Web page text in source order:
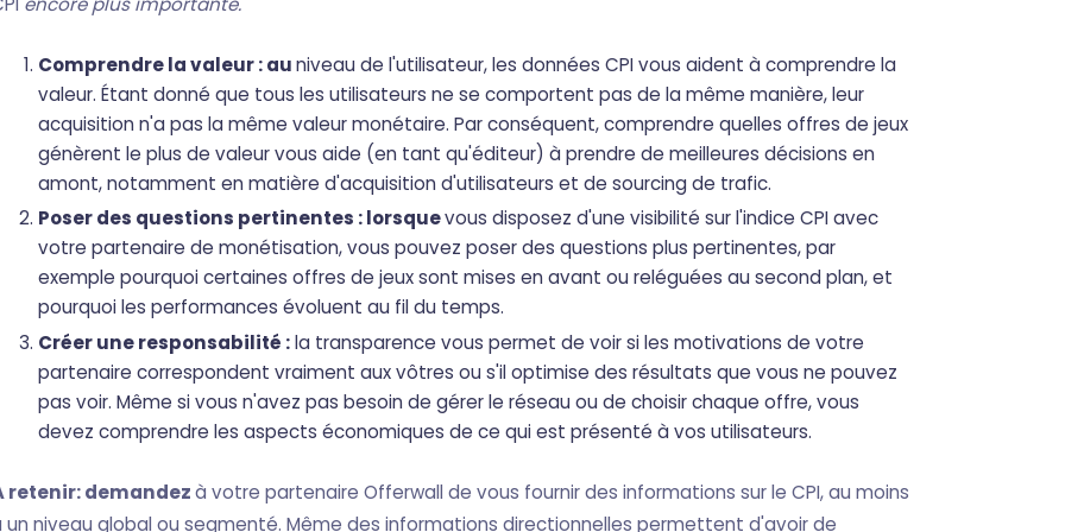
Comprendre la valeur : auniveau de l'utilisateur, les données CPI vous aident à comprendre la
valeur. Étant donné que tous les utilisateurs ne se comportent pas de la même manière, leur
acquisition n'a pas la même valeur monétaire. Par conséquent, comprendre quelles offres de jeux
génèrent le plus de valeur vous aide (en tant qu'éditeur) à prendre de meilleures décisions en
amont, notamment en matière d'acquisition d'utilisateurs et de sourcing de trafic.
Poser des questions pertinentes : lorsquevous disposez d'une visibilité sur l'indice CPI avec
votre partenaire de monétisation, vous pouvez poser des questions plus pertinentes, par
exemple pourquoi certaines offres de jeux sont mises en avant ou reléguées au second plan, et
pourquoi les performances évoluent au fil du temps.
Créer une responsabilité :la transparence vous permet de voir si les motivations de votre
partenaire correspondent vraiment aux vôtres ou s'il optimise des résultats que vous ne pouvez
pas voir. Même si vous n'avez pas besoin de gérer le réseau ou de choisir chaque offre, vous
devez comprendre les aspects économiques de ce qui est présenté à vos utilisateurs.
retenir: demandezà votre partenaire Offerwall de vous fournir des informations sur le CPI, au moins
un niveau global ou segmenté. Même des informations directionnelles permettent d'avoir de